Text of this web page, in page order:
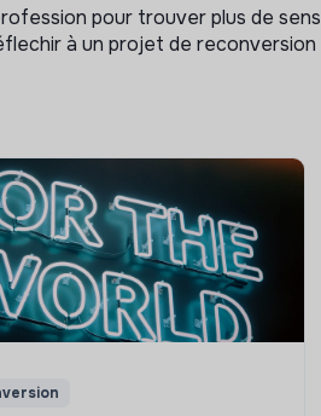
pour trouver plus de sens
à un projet de reconversion